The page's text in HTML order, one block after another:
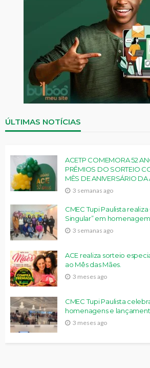
ÚLTIMAS NOTÍCIAS
ACETP COMEMORA 52
PRÊMIOS DO SORTEIO
MÊS DE ANIVERSÁRIO DA
3 semanas ago
CMEC Tupi Paulista
Singular” em
3 semanas ago
ACE realiza sorteio
ao Mês das Mães.
3 meses ago
CMEC Tupi Paulista
homenagens e
3 meses ago